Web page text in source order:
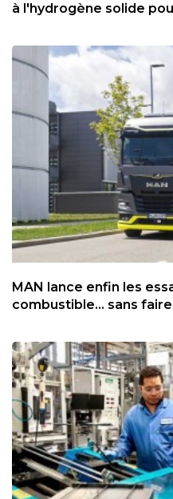
à l'hydrogène solide
MAN lance enfin les
combustible... sans